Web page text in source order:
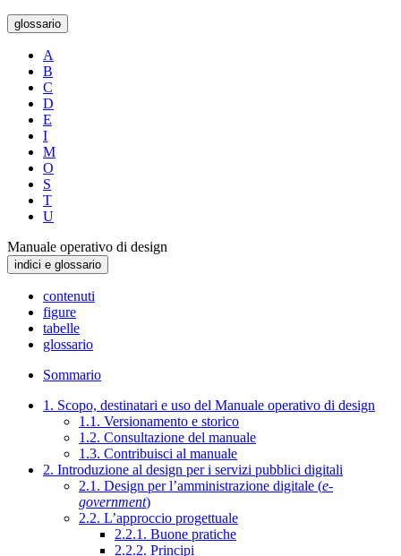
glossario
A
B
C
D
E
I
M
O
S
T
U
Manuale operativo di design
indici e glossario
contenuti
figure
tabelle
glossario
Sommario
1. Scopo, destinatari e uso del Manuale operativo di design
1.1. Versionamento e storico
1.2. Consultazione del manuale
1.3. Contribuisci al manuale
2. Introduzione al design per i servizi pubblici digitali
2.1. Design per l’amministrazione digitale (e-
government)
2.2. L’approccio progettuale
2.2.1. Buone pratiche
2.2.2. Principi